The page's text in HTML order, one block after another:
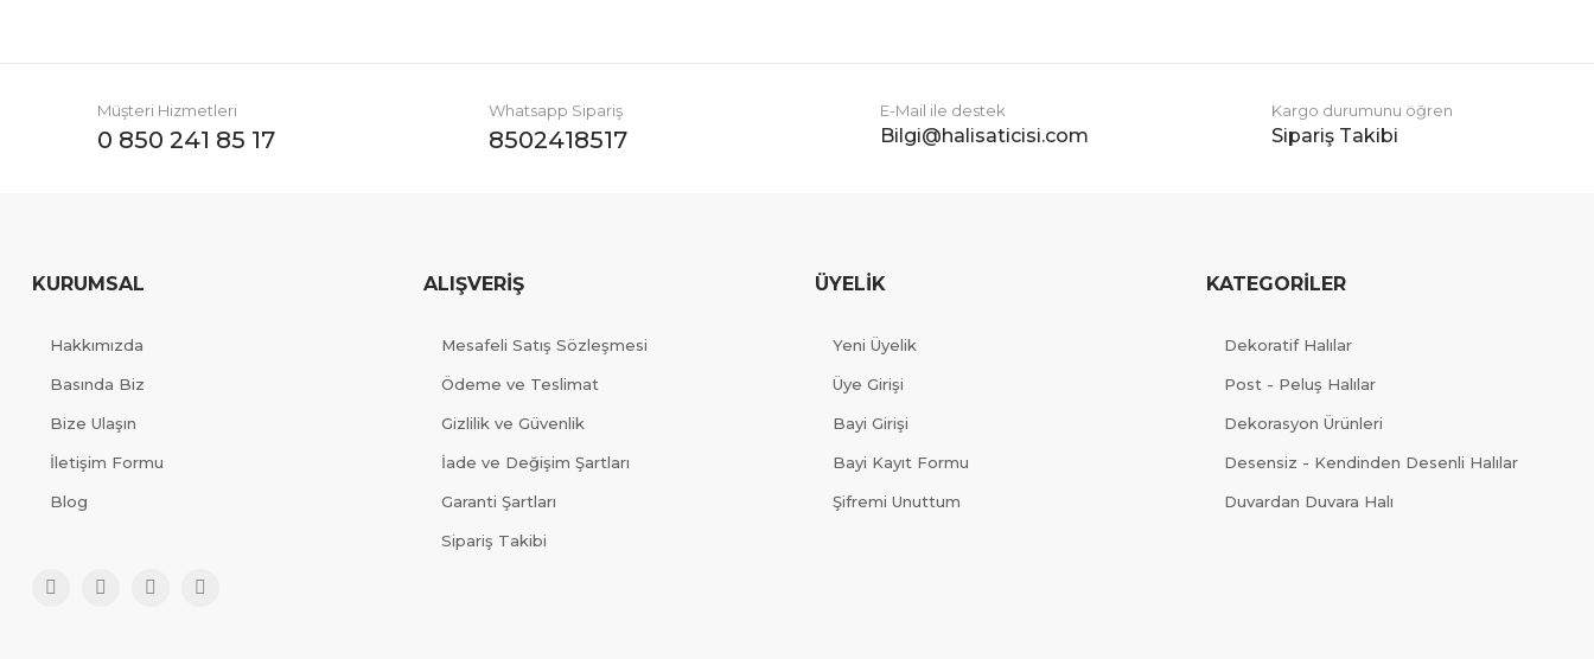
Müşteri Hizmetleri
0 850 241 85 17
Whatsapp Sipariş
8502418517
E-Mail ile destek
Bilgi@halisaticisi.com
Kargo durumunu öğren
Sipariş Takibi
KURUMSAL
Hakkımızda
Basında Biz
Bize Ulaşın
İletişim Formu
Blog
ALIŞVERİŞ
Mesafeli Satış Sözleşmesi
Ödeme ve Teslimat
Gizlilik ve Güvenlik
İade ve Değişim Şartları
Garanti Şartları
Sipariş Takibi
ÜYELİK
Yeni Üyelik
Üye Girişi
Bayi Girişi
Bayi Kayıt Formu
Şifremi Unuttum
KATEGORİLER
Dekoratif Halılar
Post - Peluş Halılar
Dekorasyon Ürünleri
Desensiz - Kendinden Desenli Halılar
Duvardan Duvara Halı